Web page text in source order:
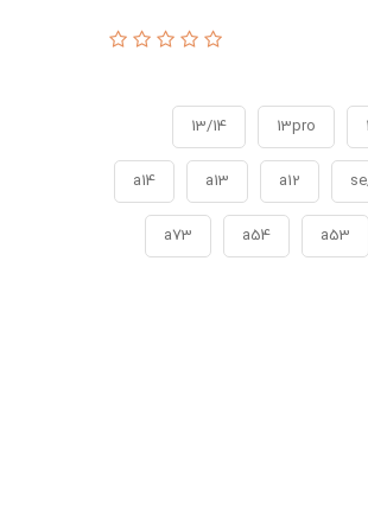
13pro
13/14
a12
a13
a14
a53
a54
a73